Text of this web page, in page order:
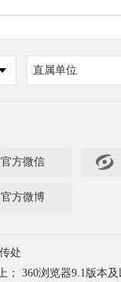
直属单位
方微信 
方微博
处
360浏览器9.1版本及